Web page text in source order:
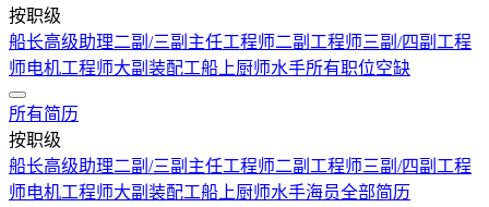
按职级
船长高级助理二副/三副 主任工程师二副工程师三副/四副工程
师电机工程师大副 装配工船上厨师水手所有职位空缺
所有简历
按职级
船长高级助理二副/三副 主任工程师二副工程师三副/四副工程
师电机工程师大副 装配工船上厨师水手海员全部简历